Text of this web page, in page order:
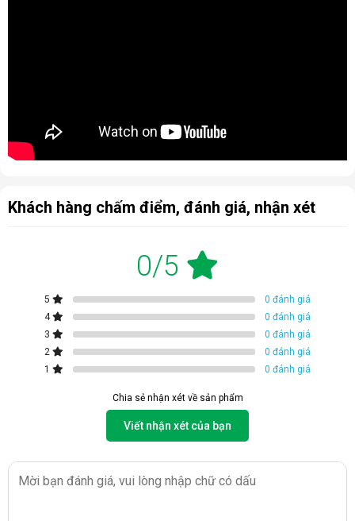
Khách hàng chấm điểm, đánh giá, nhận xét
0/5
5
0 đánh giá
4
0 đánh giá
3
0 đánh giá
2
0 đánh giá
1
0 đánh giá
Chia sẻ nhận xét về sản phẩm
Viết nhận xét của bạn